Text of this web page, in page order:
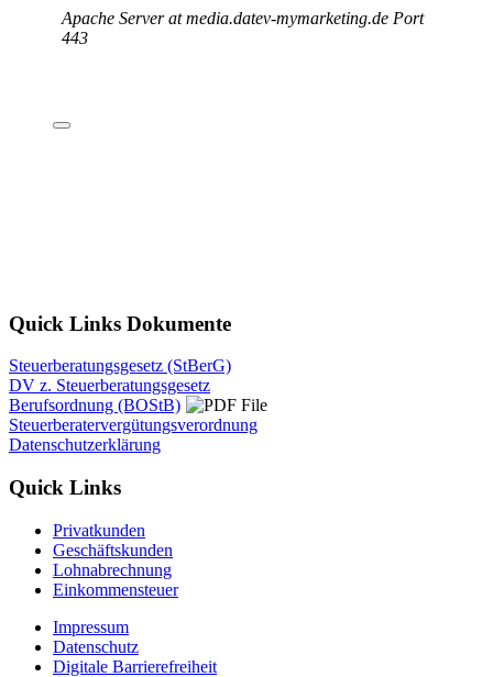
Quick Links Dokumente
Steuerberatungsgesetz (StBerG)
DV z. Steuerberatungsgesetz
Berufsordnung (BOStB)
Steuerberatervergütungsverordnung
Datenschutzerklärung
Quick Links
Privatkunden
Geschäftskunden
Lohnabrechnung
Einkommensteuer
Impressum
Datenschutz
Digitale Barrierefreiheit